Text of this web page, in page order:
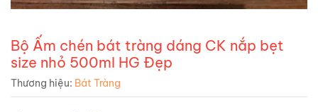
Bộ Ấm chén bát tràng dáng CK nắp bẹt
size nhỏ 500ml HG Đẹp
Thương hiệu: Bát Tràng